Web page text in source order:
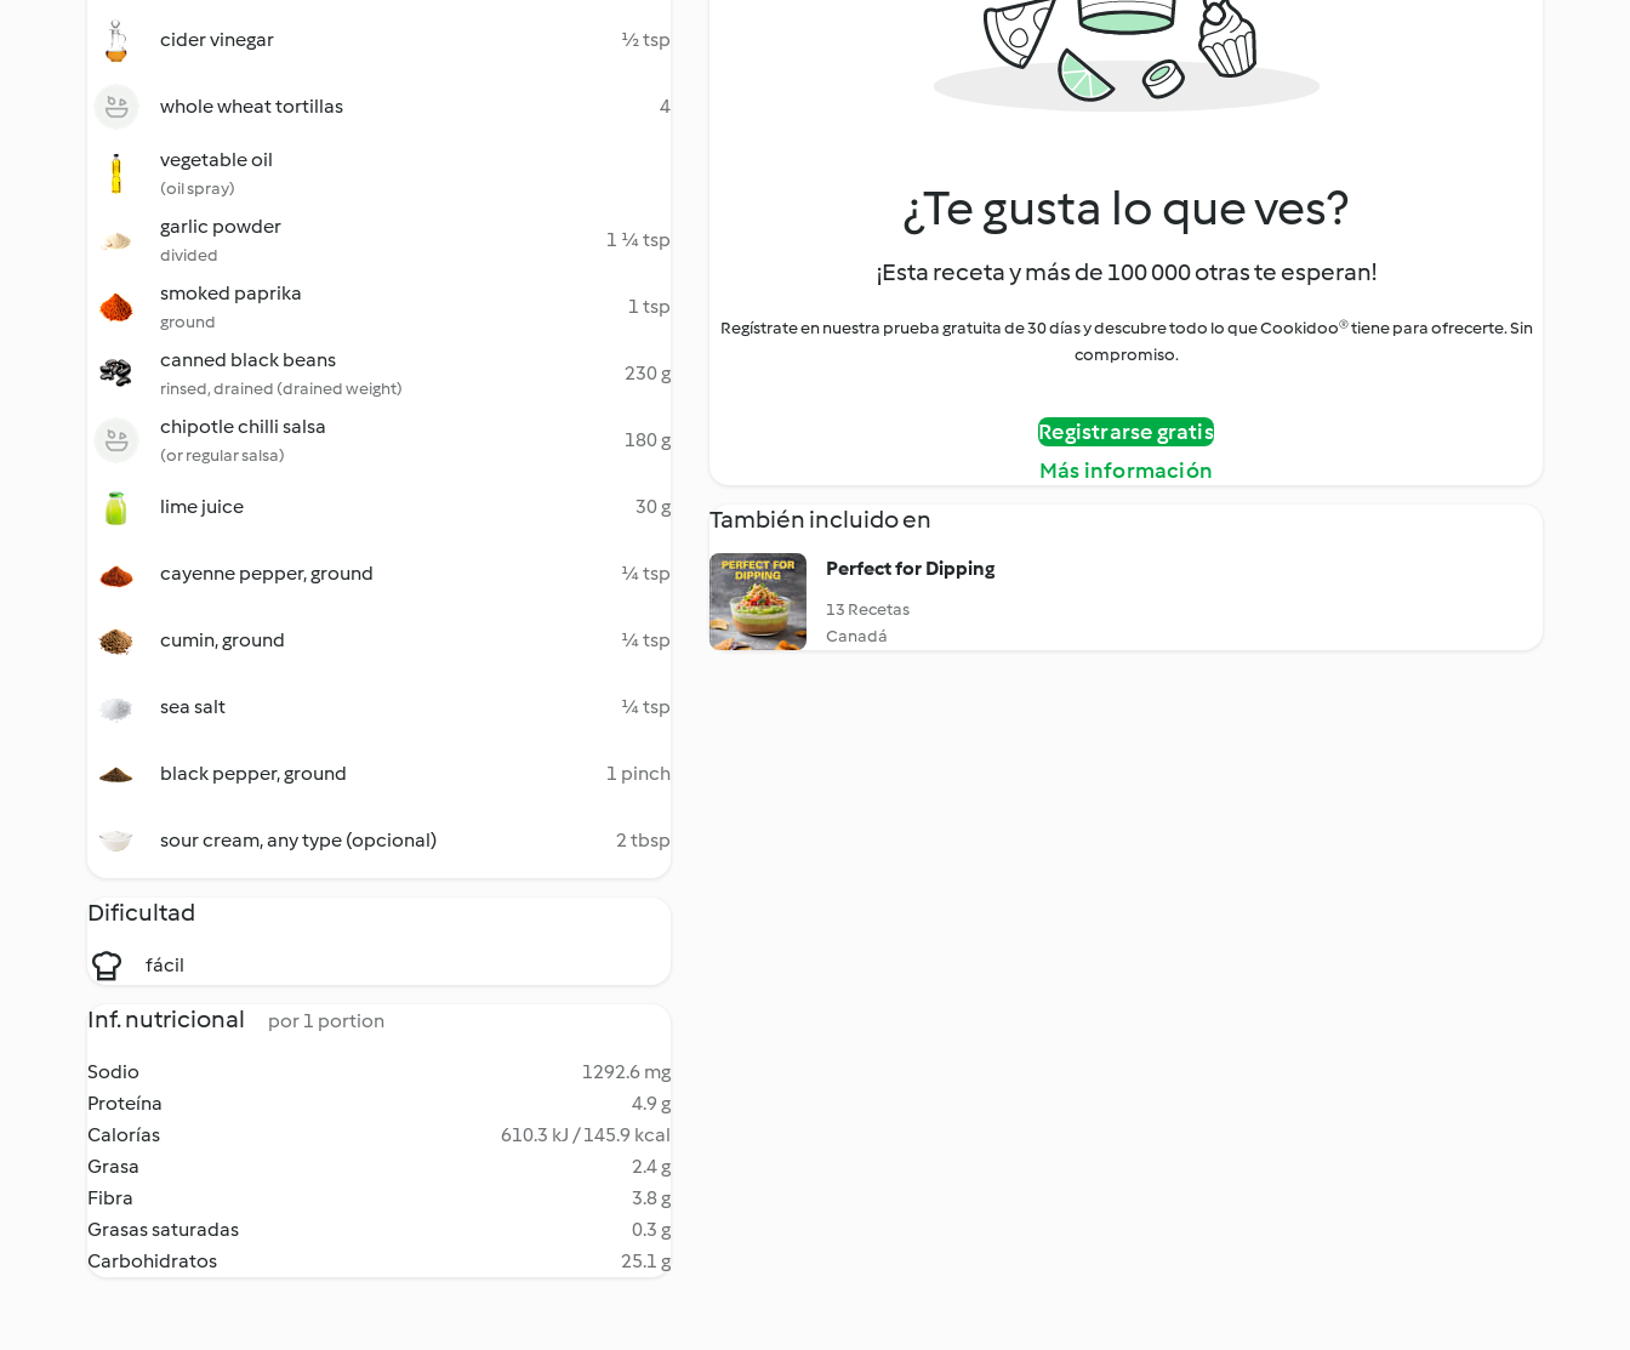
cider vinegar ½ tsp
whole wheat tortillas 4
vegetable oil
(oil spray)
garlic powder
divided
1 ¼ tsp
smoked paprika
ground
1 tsp
canned black beans
rinsed, drained (drained weight)
230 g
chipotle chilli salsa
(or regular salsa)
180 g
lime juice 30 g
cayenne pepper, ground ¼ tsp
cumin, ground ¼ tsp
sea salt ¼ tsp
black pepper, ground 1 pinch
sour cream, any type (opcional) 2 tbsp
Dificultad
fácil
Inf. nutricional por 1 portion
Sodio
1292.6 mg
Proteína
4.9 g
Calorías
610.3 kJ / 145.9 kcal
Grasa
2.4 g
Fibra
3.8 g
Grasas saturadas
0.3 g
Carbohidratos
25.1 g
¿Te gusta lo que ves?
¡Esta receta y más de 100 000 otras te esperan!
Regístrate en nuestra prueba gratuita de 30 días y descubre todo lo que Cookidoo® tiene para ofrecerte. Sin
compromiso.
Registrarse gratis
Más información
También incluido en
Perfect for Dipping
13 Recetas
Canadá